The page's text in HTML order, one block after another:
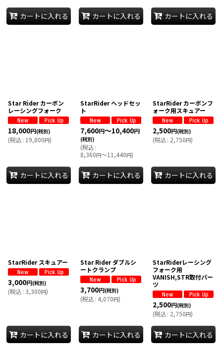
カートに入れる カートに入れる カートに入れる
Star Rider カーボン
レーシングフォーク
18,000円(税別)
(税込: 19,800円)
カートに入れる
StarRider ヘッドセッ
ト
7,600円～10,400円
(税別)
(税込:
8,360円～11,440円)
カートに入れる
StarRider カーボンフ
ォーク用スキュアー
2,500円(税別)
(税込: 2,750円)
カートに入れる
StarRider スキュアー
3,000円(税別)
(税込: 3,300円)
カートに入れる
Star Rider ダブルシ
ートクランプ
3,700円(税別)
(税込: 4,070円)
カートに入れる
StarRiderレーシング
フォーク用
VANISH,STR取付パー
ツ
2,500円(税別)
(税込: 2,750円)
カートに入れる